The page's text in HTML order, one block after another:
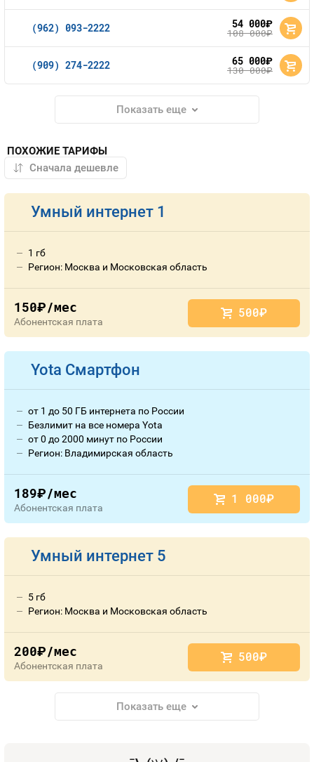
(962) 093-2222 54 000руб.
108 000руб.
(909) 274-2222 65 000руб.
130 000руб.
Показать еще
ПОХОЖИЕ ТАРИФЫ
Умный интернет 1
1 гб
Регион: Москва и Московская область
150руб./мес
Абонентская плата
500руб.
Yota Смартфон
от 1 до 50 ГБ интернета по России
Безлимит на все номера Yota
от 0 до 2000 минут по России
Регион: Владимирская область
189руб./мес
Абонентская плата
1 000руб.
Умный интернет 5
5 гб
Регион: Москва и Московская область
200руб./мес
Абонентская плата
500руб.
Показать еще